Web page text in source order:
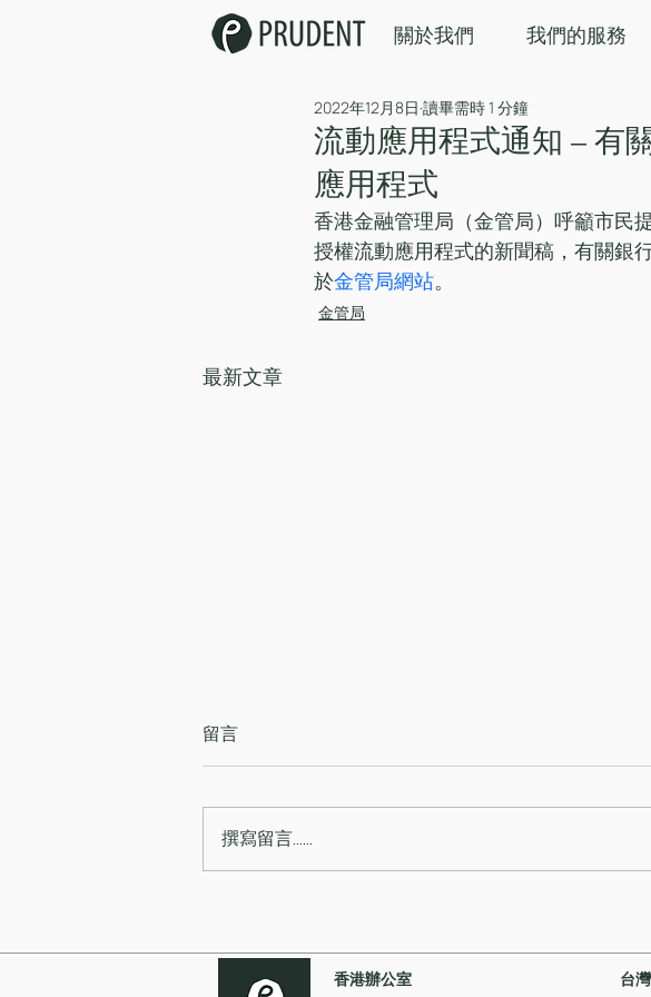
關於我們 我們的服務
流動應用程式通知 – 有
應用程式
2022年12月8日 讀畢需時 1 分鐘
香港金融管理局（金管局）呼籲市民
授權流動應用程式的新聞稿，有關銀
於金管局網站。
金管局
最新文章
段提供數碼支付方案
留言
撰寫留言......
香港辦公室 台